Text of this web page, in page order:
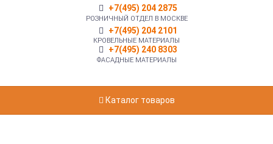
+7(495) 204 2875
РОЗНИЧНЫЙ ОТДЕЛ В МОСКВЕ
+7(495) 204 2101
КРОВЕЛЬНЫЕ МАТЕРИАЛЫ
+7(495) 240 8303
ФАСАДНЫЕ МАТЕРИАЛЫ
Каталог товаров